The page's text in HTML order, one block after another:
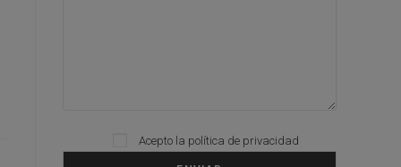
Please leave this field empty.
Acepto la política de privacidad